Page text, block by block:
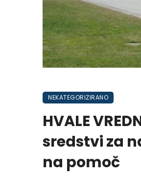
NEKATEGORIZIRANO
HVALE
sredstvi za
na pomoč